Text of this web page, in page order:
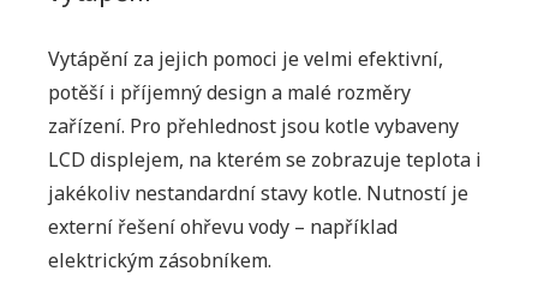
Vytápění za jejich pomoci je velmi efektivní,
potěší i příjemný design a malé rozměry
zařízení. Pro přehlednost jsou kotle vybaveny
LCD displejem, na kterém se zobrazuje teplota i
jakékoliv nestandardní stavy kotle. Nutností je
externí řešení ohřevu vody – například
elektrickým zásobníkem.